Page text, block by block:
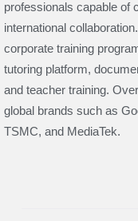
professionals capable of
international
corporate training
tutoring platform,
and teacher training.
global brands such as
TSMC, and MediaTek.